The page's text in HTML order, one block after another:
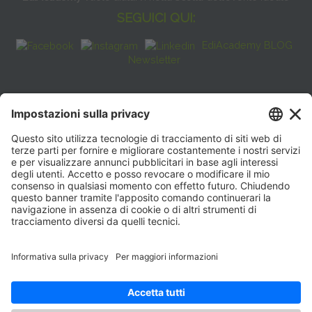
SEGUICI QUI:
EdiAcademy BLOG
Newsletter
FAQ
CONTATTI
EdiAcademy
Sede operativa: V.le E. Forlanini, 21 - 20134, Milano
(+39)0270211274
E-mail:formazione@eenet.it
Sede legale: V.le E. Forlanini, 21 - 20134, Milano
ORARI SEGRETERIA
Lunedì—Giovedì: 08:30–17:30
Venerdì: 08:30–16:00